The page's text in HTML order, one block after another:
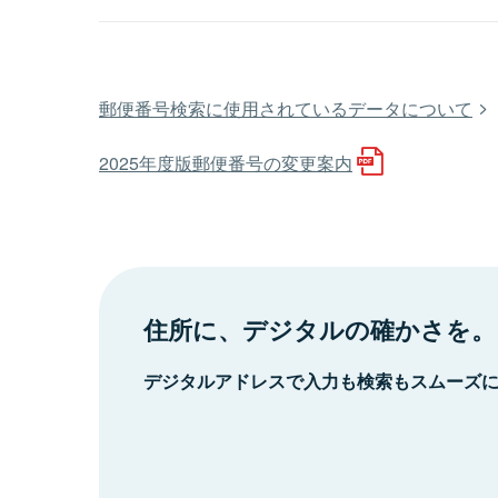
郵便番号検索に使用されているデータについて
2025年度版郵便番号の変更案内
住所に、デジタルの確かさを。
デジタルアドレスで入力も検索もスムーズ